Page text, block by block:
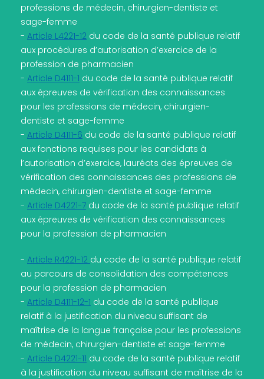
professions de médecin, chirurgien-dentiste et
sage-femme
- Article L4221-12 du code de la santé publique relatif
aux procédures d’autorisation d’exercice de la
profession de pharmacien
- Article D4111-1 du code de la santé publique relatif
aux épreuves de vérification des connaissances
pour les professions de médecin, chirurgien-
dentiste et sage-femme
- Article D4111-6 du code de la santé publique relatif
aux fonctions requises pour les candidats à
l’autorisation d’exercice, lauréats des épreuves de
vérification des connaissances des professions de
médecin, chirurgien-dentiste et sage-femme
- Article D4221-7 du code de la santé publique relatif
aux épreuves de vérification des connaissances
pour la profession de pharmacien
- Article R4221-12 du code de la santé publique relatif
au parcours de consolidation des compétences
pour la profession de pharmacien
- Article D4111-12-1 du code de la santé publique
relatif à la justification du niveau suffisant de
maîtrise de la langue française pour les professions
de médecin, chirurgien-dentiste et sage-femme
- Article D4221-11 du code de la santé publique relatif
à la justification du niveau suffisant de maîtrise de la